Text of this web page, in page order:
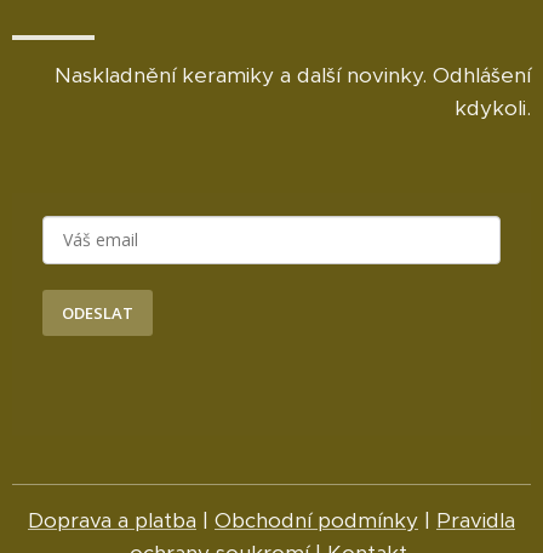
Naskladnění keramiky a další novinky. Odhlášení
kdykoli.
ODESLAT
Doprava a platba | Obchodní podmínky | Pravidla